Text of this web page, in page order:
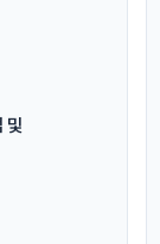
및